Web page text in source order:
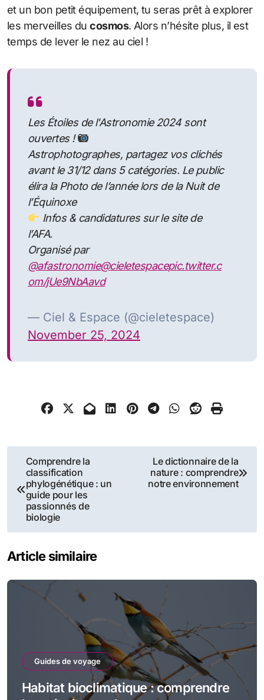
et un bon petit équipement, tu seras prêt à explorer
les merveilles ducosmos. Alors n’hésite plus, il est
temps de lever le nez au ciel !
Les Étoiles de l'Astronomie 2024 sont
ouvertes !
Astrophotographes, partagez vos clichés
avant le 31/12 dans 5 catégories. Le public
élira la Photo de l’année lors de la Nuit de
l’Équinoxe
Infos & candidatures sur le site de
l’AFA.
Organisé par
@afastronomie@cieletespacepic.twitter.c
om/jUe9NbAavd
— Ciel & Espace (@cieletespace)
November 25, 2024
Navigation
de
l’article
Comprendre la
classification
phylogénétique : un
guide pour les
passionnés de
biologie
Le dictionnaire de la
nature : comprendre
notre environnement
Article similaire
Guides de voyage
Habitat bioclimatique : comprendre